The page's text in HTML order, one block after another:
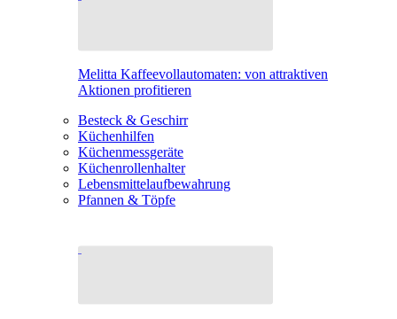
Melitta Kaffeevollautomaten: von attraktiven
Aktionen profitieren
Besteck & Geschirr
Küchenhilfen
Küchenmessgeräte
Küchenrollenhalter
Lebensmittelaufbewahrung
Pfannen & Töpfe